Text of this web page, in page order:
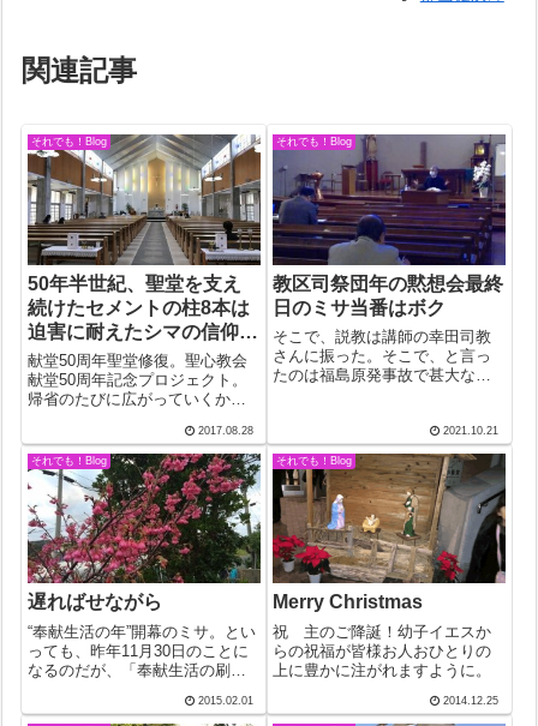
関連記事
それでも！Blog
50年半世紀、聖堂を支え
続けたセメントの柱8本は
迫害に耐えたシマの信仰そ
のもの
献堂50周年聖堂修復。聖心教会
献堂50周年記念プロジェクト。
帰省のたびに広がっていくかに
支える打ちっぱなしの頑丈な柱
と床の接地面は乖離し、聖堂両
袖に広く取られた外廊下は傾斜
の度を増し、見るからに痛まし
かった。「何...
2017.08.28
それでも！Blog
教区司祭団年の黙想会最終
日のミサ当番はボク
そこで、説教は講師の幸田司教
さんに振った。そこで、と言っ
たのは福島原発事故で甚大な被
音に記されているそのままだっ
たからだ。これまで平和に暮ら
していた人々が故郷を追れただ
けでなく分裂した...
2021.10.21
それでも！Blog
遅ればせながら
“奉献生活の年”開幕のミサ。とい
っても、昨年11月30日のことに
なるのだが、「奉献生活の刷
周年を記念するもの。遅ればせ
2015.02.01
それでも！Blog
Merry Christmas
祝 主のご降誕！幼子イエスか
らの祝福が皆様お人おひとりの
上に豊かに注がれますように。
2014.12.25